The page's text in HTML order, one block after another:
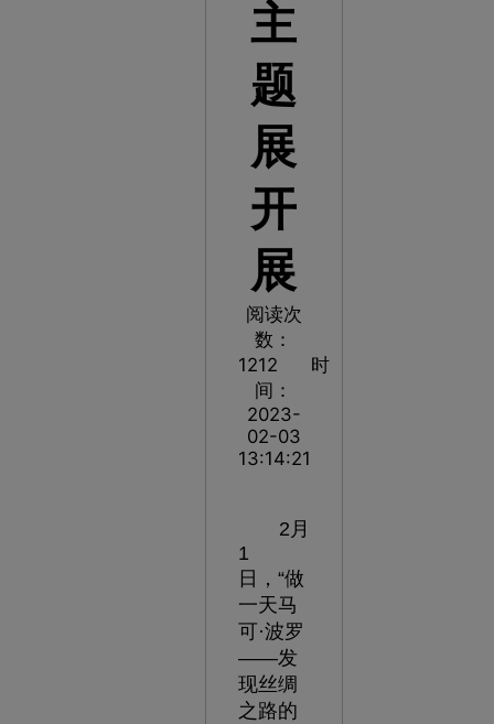
主
题
展
开
展
阅读次
数：
1212
时
间：
2023-
02-03
13:14:21
2月
1
日，“做
一天马
可·波罗
——发
现丝绸
之路的